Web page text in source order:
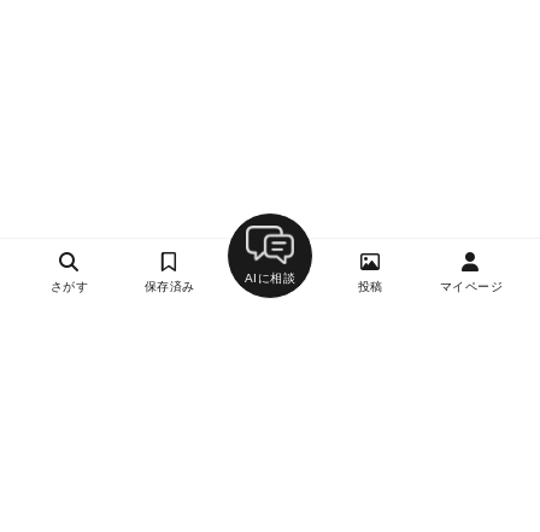
さがす 保存済み
AIに相談
投稿 マイページ